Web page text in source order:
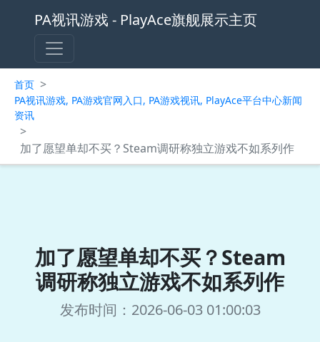
PA视讯游戏 - PlayAce旗舰展示主页
首页 >
PA视讯游戏, PA游戏官网入口, PA游戏视讯, PlayAce平台中心新闻
资讯
>
加了愿望单却不买？Steam调研称独立游戏不如系列作
加了愿望单却不买？Steam
调研称独立游戏不如系列作
发布时间：2026-06-03 01:00:03